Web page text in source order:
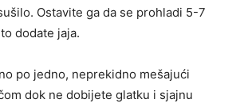
Ostavite ga da se prohladi 5-7
dodate jaja.
po jedno, neprekidno mešajući
dok ne dobijete glatku i sjajnu